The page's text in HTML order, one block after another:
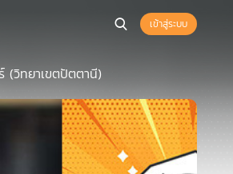
เข้าสู่ระบบ
(วิทยาเขตปัตตานี)